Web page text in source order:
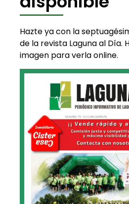
Hazte ya con la
de la revista Laguna al Día.
imagen para verla online.